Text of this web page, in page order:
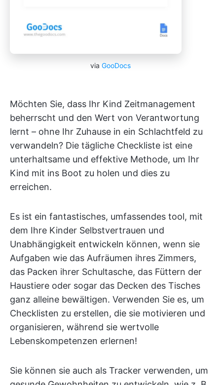
via GooDocs
Möchten Sie, dass Ihr Kind Zeitmanagement
beherrscht und den Wert von Verantwortung
lernt – ohne Ihr Zuhause in ein Schlachtfeld zu
verwandeln? Die tägliche Checkliste ist eine
unterhaltsame und effektive Methode, um Ihr
Kind mit ins Boot zu holen und dies zu
erreichen.
Es ist ein fantastisches, umfassendes tool, mit
dem Ihre Kinder Selbstvertrauen und
Unabhängigkeit entwickeln können, wenn sie
Aufgaben wie das Aufräumen ihres Zimmers,
das Packen ihrer Schultasche, das Füttern der
Haustiere oder sogar das Decken des Tisches
ganz alleine bewältigen. Verwenden Sie es, um
Checklisten zu erstellen, die sie motivieren und
organisieren, während sie wertvolle
Lebenskompetenzen erlernen!
Sie können sie auch als Tracker verwenden, um